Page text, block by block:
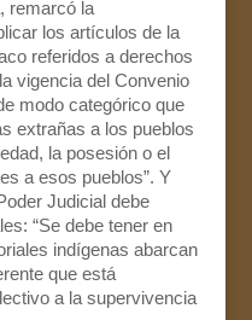
remarcó la
los artículos de la
referidos a derechos
vigencia del Convenio
modo categórico que
extrañas a los pueblos
la posesión o el
a esos pueblos”. Y
Judicial debe
“Se debe tener en
indígenas abarcan
que está
a la supervivencia